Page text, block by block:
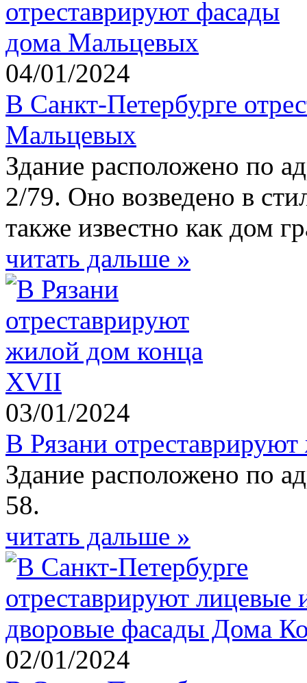
04/01/2024
В Санкт-Петербурге
Мальцевых
Здание расположено по
2/79. Оно возведено в
также известно как дом
читать дальше »
03/01/2024
В Рязани
Здание расположено по
58.
читать дальше »
02/01/2024